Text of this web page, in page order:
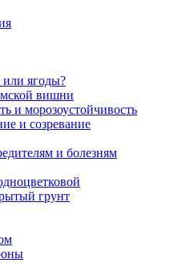
ягоды?
вишни
и морозоустойчивость
и созревание
и болезням
грунт